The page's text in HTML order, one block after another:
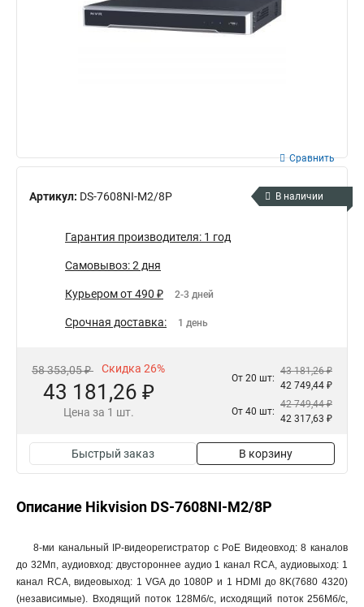
Артикул: DS-7608NI-M2/8P
Сравнить
В наличии
Гарантия производителя: 1 год
Самовывоз: 2 дня
Курьером от 490 ₽ 2-3 дней
Срочная доставка: 1 день
58 353,05 ₽ Скидка 26%
43 181,26 ₽
Цена за 1 шт.
От 20 шт:
43 181,26 ₽
42 749,44 ₽
От 40 шт:
42 749,44 ₽
42 317,63 ₽
Быстрый заказ В корзину
Описание Hikvision DS-7608NI-M2/8P
8-ми канальный IP-видеорегистратор с PoE Видеовход: 8 каналов
до 32Мп, аудиовход: двустороннее аудио 1 канал RCA, аудиовыход: 1
канал RCA, видеовыход: 1 VGA до 1080Р и 1 HDMI до 8K(7680 4320)
(независимые). Входящий поток 128Мб/с, исходящий поток 256Мб/с,